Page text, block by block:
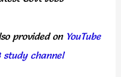
provided onYouTube
study channel